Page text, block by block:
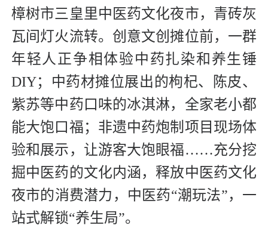
樟树市三皇里中医药文化夜市，青砖灰
瓦间灯火流转。创意文创摊位前，一群
年轻人正争相体验中药扎染和养生锤
DIY；中药材摊位展出的枸杞、陈皮、
紫苏等中药口味的冰淇淋，全家老小都
能大饱口福；非遗中药炮制项目现场体
验和展示，让游客大饱眼福……充分挖
掘中医药的文化内涵，释放中医药文化
夜市的消费潜力，中医药“潮玩法”，一
站式解锁“养生局”。